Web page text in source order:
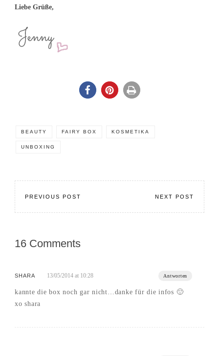
Liebe Grüße,
BEAUTY FAIRY BOX KOSMETIKA
UNBOXING
PREVIOUS POST NEXT POST
16 Comments
SHARA 13/05/2014 at 10:28 Antworten
kannte die box noch gar nicht…danke für die infos 🙂
xo shara